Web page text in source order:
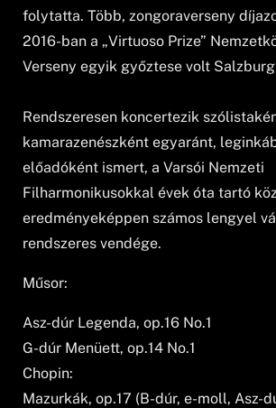
folytatta. Több, zongoraverseny
2016-ban a „Virtuoso Prize”
Verseny egyik győztese volt
Rendszeresen koncertezik
kamarazenészként egyaránt,
előadóként ismert, a Varsói Nemzeti
Filharmonikusokkal évek óta tartó
eredményeképpen számos lengyel
rendszeres vendége.
Műsor:
Asz-dúr Legenda, op.16 No.1
G-dúr Menüett, op.14 No.1
Chopin:
Mazurkák, op.17 (B-dúr, e-moll, Asz-